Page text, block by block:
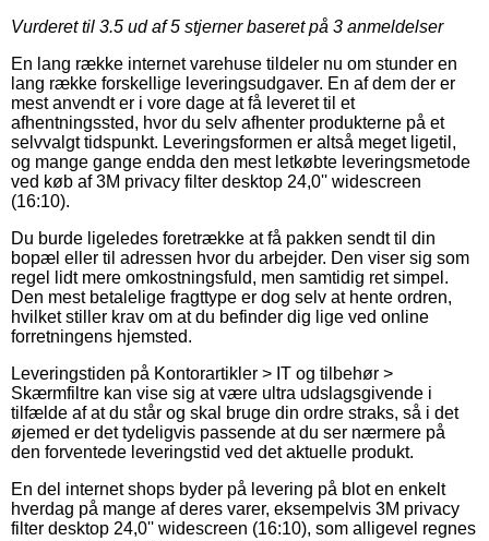
Vurderet til 3.5 ud af 5 stjerner baseret på 3 anmeldelser
En lang række internet varehuse tildeler nu om stunder en
lang række forskellige leveringsudgaver. En af dem der er
mest anvendt er i vore dage at få leveret til et
afhentningssted, hvor du selv afhenter produkterne på et
selvvalgt tidspunkt. Leveringsformen er altså meget ligetil,
og mange gange endda den mest letkøbte leveringsmetode
ved køb af 3M privacy filter desktop 24,0'' widescreen
(16:10).
Du burde ligeledes foretrække at få pakken sendt til din
bopæl eller til adressen hvor du arbejder. Den viser sig som
regel lidt mere omkostningsfuld, men samtidig ret simpel.
Den mest betalelige fragttype er dog selv at hente ordren,
hvilket stiller krav om at du befinder dig lige ved online
forretningens hjemsted.
Leveringstiden på Kontorartikler > IT og tilbehør >
Skærmfiltre kan vise sig at være ultra udslagsgivende i
tilfælde af at du står og skal bruge din ordre straks, så i det
øjemed er det tydeligvis passende at du ser nærmere på
den forventede leveringstid ved det aktuelle produkt.
En del internet shops byder på levering på blot en enkelt
hverdag på mange af deres varer, eksempelvis 3M privacy
filter desktop 24,0'' widescreen (16:10), som alligevel regnes